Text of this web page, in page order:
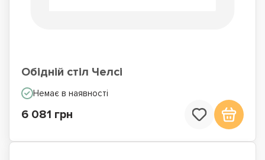
Обідній стіл Челсі
Немає в наявності
6 081 грн